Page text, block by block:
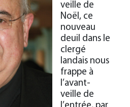
veille de
Noël, ce
nouveau
deuil dans le
clergé
landais nous
frappe à
l’avant-
veille de